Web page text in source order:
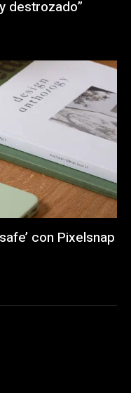
destrozado”
con Pixelsnap